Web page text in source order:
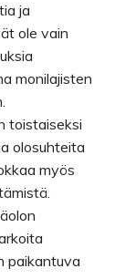
ja
ole vain
monilajisten
toistaiseksi
olosuhteita
myös
paikantuva